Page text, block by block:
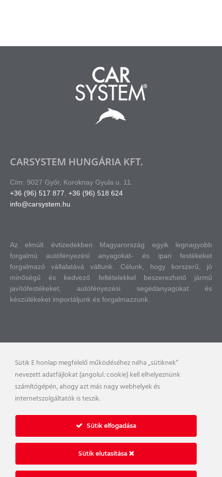
CARSYSTEM HUNGÁRIA KFT.
Cím: 9027 Győr, Koroknay Gyula u. 11.
+36 (96) 517 877 +36 (96) 518 624
info@carsystem.hu
Az elmúlt évtizedekben Magyarország egyik legnagyobb
forgalmú autófényezési anyagokat- és ipari festékeket
forgalmazó vállalatává váltunk. Célunk, hogy korszerű, jó
minőségű és kedvező feltételekkel beszerezhető jármű
javítófestékeket, autófényezési segédanyagokat és
készülékeket importáljunk és forgalmazzunk.
Impresszum Nyilatkozatok, tájékoztatók
Sütik E honlap megfelelő működéséhez néha „sütiknek”
nevezett adatfájlokat (angolul: cookie) kell elhelyeznünk
számítógépén, ahogy azt más nagy webhelyek és
internetszolgáltatók is teszik.
Sütik elfogadása
Sütik elutasítása